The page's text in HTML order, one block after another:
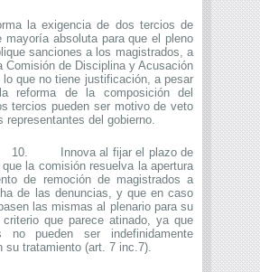
exigencia de dos tercios de
mayoría absoluta para que el pleno
sanciones a los magistrados, a
Comisión de Disciplina y Acusación
que no tiene justificación, a pesar
reforma de la composición del
tercios pueden ser motivo de veto
representantes del gobierno.
al fijar el plazo de
la comisión resuelva la apertura
de remoción de magistrados a
de las denuncias, y que en caso
las mismas al plenario para su
criterio que parece atinado, ya que
no pueden ser indefinidamente
su tratamiento (art. 7 inc.7).